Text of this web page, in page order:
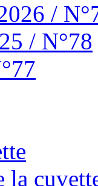
/
/ N°78
la